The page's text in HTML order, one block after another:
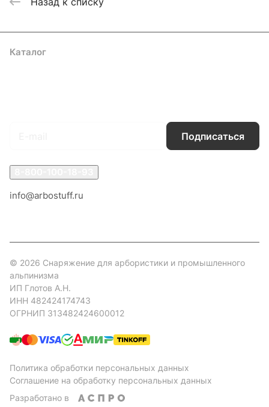
Каталог
Подписаться
info@arbostuff.ru
© 2026 Снаряжение для арбористики и промышленного
альпинизма
ИП Глотов А.Н.
ИНН 482424174743
ОГРНИП 313482424600012
Политика обработки персональных данных
Соглашение на обработку персональных данных
Разработано в